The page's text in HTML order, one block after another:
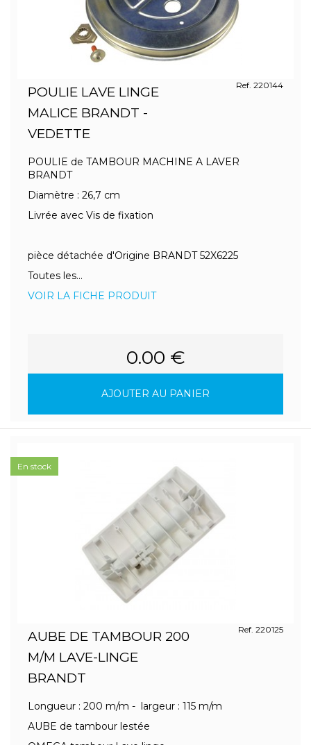
POULIE LAVE LINGE
MALICE BRANDT -
VEDETTE
Ref. 220144
POULIE de TAMBOUR MACHINE A LAVER
BRANDT
Diamètre : 26,7 cm
Livrée avec Vis de fixation
pièce détachée d'Origine BRANDT 52X6225
Toutes les...
VOIR LA FICHE PRODUIT
0.00 €
AJOUTER AU PANIER
AUBE DE TAMBOUR 200
M/M LAVE-LINGE
BRANDT
Ref. 220125
Longueur : 200 m/m - largeur : 115 m/m
AUBE de tambour lestée
En stock